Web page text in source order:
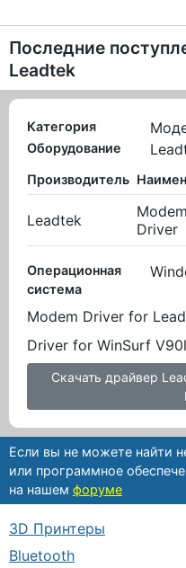
Последние
Leadtek
Категория
Оборудование
Производитель
Leadtek
Modem
Driver
Операционная
система
Modem Driver for
Driver for WinSurf
Скачать драйвер
Если вы не можете найти
или программное
на нашем форуме
3D Принтеры
Bluetooth